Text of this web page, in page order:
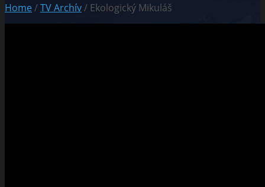
Home/TV Archív/ Ekologický Mikuláš